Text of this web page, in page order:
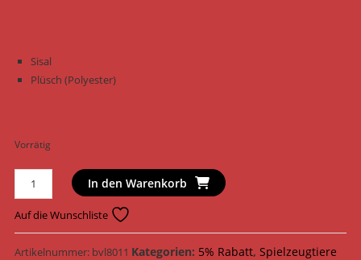
Sisal
Plüsch (Polyester)
Vorrätig
Trixie
Katzenspielzeug
Spielrolle
Sisal
ø
In den Warenkorb
Auf die Wunschliste
Artikelnummer: bvl8011 Kategorien: 5% Rabatt, Spielzeugtiere